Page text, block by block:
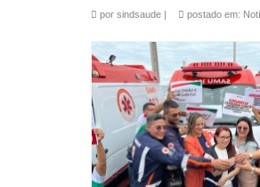
por sindsaude | postado em: